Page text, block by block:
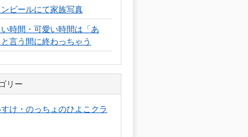
ビールにて家族写真
時間・可愛い時間は「あ
と言う間に終わっちゃう
リー
け・のっちょのひよこクラ